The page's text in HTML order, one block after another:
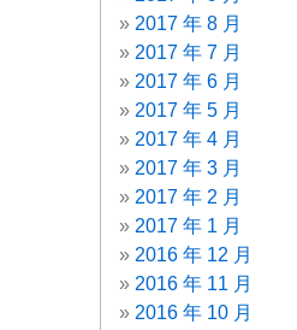
2017 年 8 月
2017 年 7 月
2017 年 6 月
2017 年 5 月
2017 年 4 月
2017 年 3 月
2017 年 2 月
2017 年 1 月
2016 年 12 月
2016 年 11 月
2016 年 10 月